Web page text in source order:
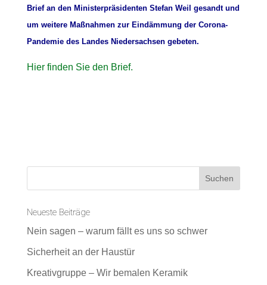
Brief an den Ministerpräsidenten Stefan Weil gesandt und
um weitere Maßnahmen zur Eindämmung der Corona-
Pandemie des Landes Niedersachsen gebeten.
Hier finden Sie den Brief.
Neueste Beiträge
Nein sagen – warum fällt es uns so schwer
Sicherheit an der Haustür
Kreativgruppe – Wir bemalen Keramik